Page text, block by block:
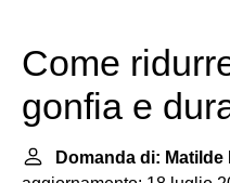
Come
gonfia e
Domanda di: Matilde